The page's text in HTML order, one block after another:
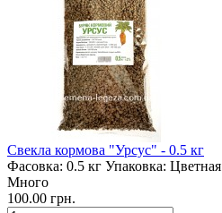
Свекла кормова "Урсус" - 0.5 кг
Фасовка: 0.5 кг Упаковка: Цветная
Много
100.00 грн.